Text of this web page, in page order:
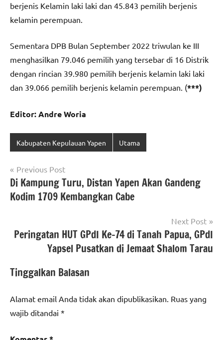
berjenis Kelamin laki laki dan 45.843 pemilih berjenis
kelamin perempuan.
Sementara DPB Bulan September 2022 triwulan ke III
menghasilkan 79.046 pemilih yang tersebar di 16 Distrik
dengan rincian 39.980 pemilih berjenis kelamin laki laki
dan 39.066 pemilih berjenis kelamin perempuan. (***)
Editor: Andre Woria
Kabupaten Kepulauan Yapen Utama
Navigasi
pos
Previous Post
Di Kampung Turu, Distan Yapen Akan Gandeng
Kodim 1709 Kembangkan Cabe
Next Post
Peringatan HUT GPdI Ke-74 di Tanah Papua, GPdI
Yapsel Pusatkan di Jemaat Shalom Tarau
Tinggalkan Balasan
Alamat email Anda tidak akan dipublikasikan. Ruas yang
wajib ditandai *